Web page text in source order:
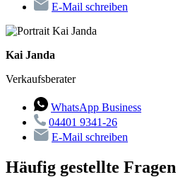
E-Mail schreiben
Kai Janda
Verkaufsberater
WhatsApp Business
04401 9341-26
E-Mail schreiben
Häufig gestellte Fragen